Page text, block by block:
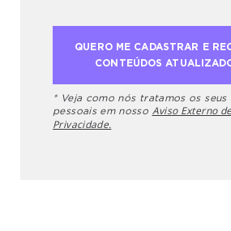
* Veja como nós tratamos os seus
pessoais em nosso Aviso Externo de
Privacidade.